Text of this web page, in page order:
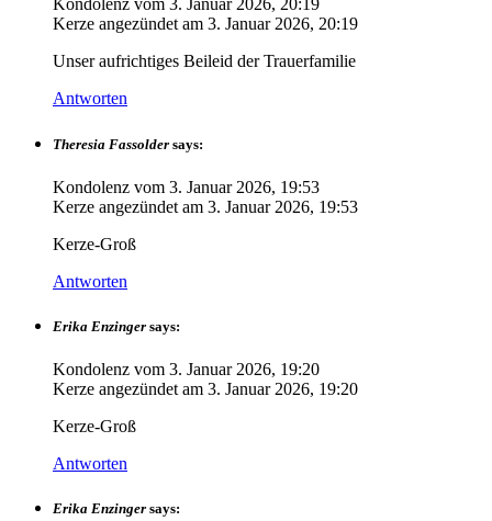
Kondolenz vom 3. Januar 2026, 20:19
Kerze angezündet am 3. Januar 2026, 20:19
Unser aufrichtiges Beileid der Trauerfamilie
Antworten
Theresia Fassolder says:
Kondolenz vom 3. Januar 2026, 19:53
Kerze angezündet am 3. Januar 2026, 19:53
Kerze-Groß
Antworten
Erika Enzinger says:
Kondolenz vom 3. Januar 2026, 19:20
Kerze angezündet am 3. Januar 2026, 19:20
Kerze-Groß
Antworten
Erika Enzinger says: